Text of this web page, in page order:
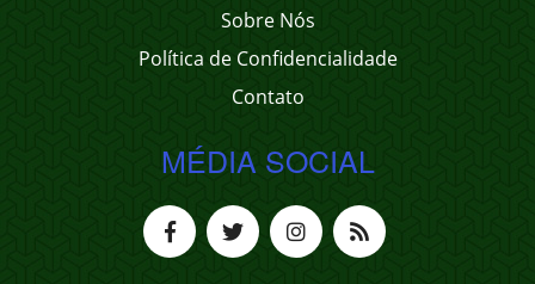
Sobre Nós
Política de Confidencialidade
Contato
MÉDIA SOCIAL